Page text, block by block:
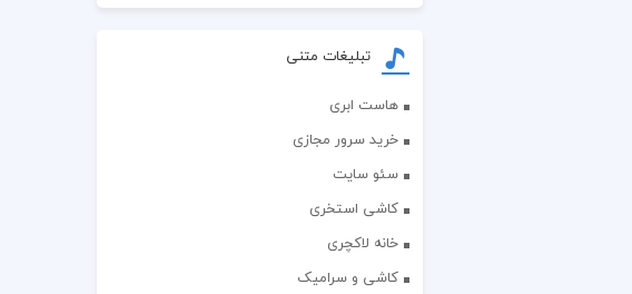
تبلیغات متنی
هاست ابری
خرید سرور مجازی
سئو سایت
کاشی استخری
خانه لاکچری
کاشی و سرامیک